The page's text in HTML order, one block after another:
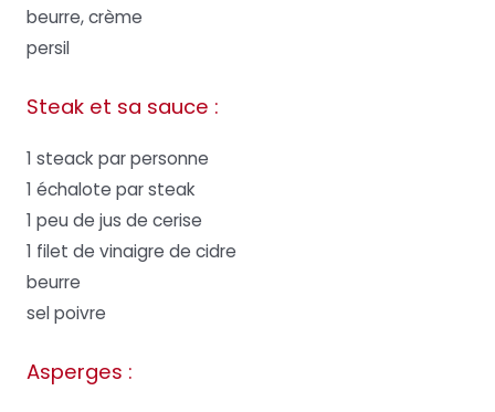
beurre, crème
persil
Steak et sa sauce :
1 steack par personne
1 échalote par steak
1 peu de jus de cerise
1 filet de vinaigre de cidre
beurre
sel poivre
Asperges :